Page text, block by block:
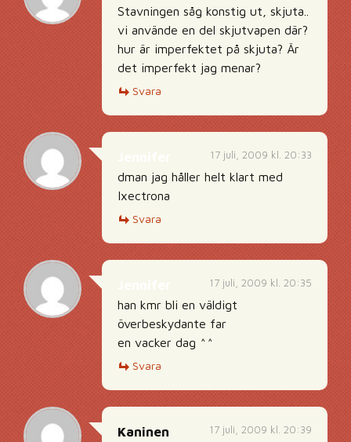
Stavningen såg konstig ut, skjuta..
vi använde en del skjutvapen där?
hur är imperfektet på skjuta? Är
det imperfekt jag menar?
Svara
17 juli, 2009 kl. 20:33
dman jag håller helt klart med
Ixectrona
Svara
17 juli, 2009 kl. 20:35
han kmr bli en väldigt
överbeskydante far
en vacker dag ^^
Svara
17 juli, 2009 kl. 20:39
Kaninen